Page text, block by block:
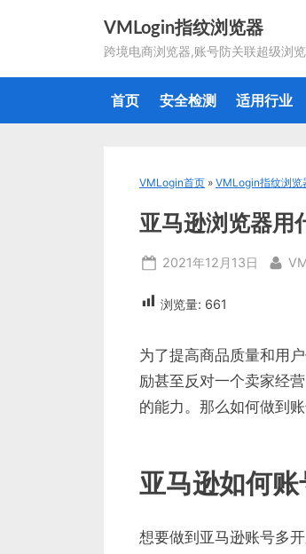
VMLogin指纹浏览器
跨境电商浏览器,账号防关联超级浏
首页 安全检测 适用行业
VMLogin首页 » VMLogin指纹浏览
亚马逊浏览器用
Posted
2021年12月13日 By
浏览量: 661
为了提高商品质量和用
励甚至反对一个卖家经
的能力。那么如何做到
亚马逊如何账
想要做到亚马逊账号多